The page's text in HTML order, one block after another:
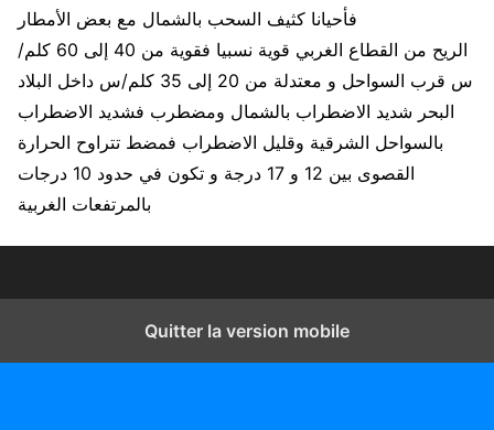
فأحيانا كثيف السحب بالشمال مع بعض الأمطار
الريح من القطاع الغربي قوية نسبيا فقوية من 40 إلى 60 كلم/
س قرب السواحل و معتدلة من 20 إلى 35 كلم/س داخل البلاد
البحر شديد الاضطراب بالشمال ومضطرب فشديد الاضطراب
بالسواحل الشرقية وقليل الاضطراب فمضط تتراوح الحرارة
القصوى بين 12 و 17 درجة و تكون في حدود 10 درجات
بالمرتفعات الغربية
Quitter la version mobile